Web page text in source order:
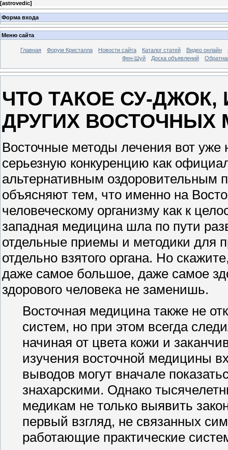
[astrovedic]
Форма входа
Меню сайта
Главная Форум Кристалла Новости сайта Каталог статей Видео онлайн
Фен-Шуй
Доска объявлений
ЧТО ТАКОЕ СУ-
ДРУГИХ ВОСТОЧНЫХ
Восточные методы лечения вот уже
серьезную конкуренцию как
альтернативным оздоровительным
объясняют тем, что именно на
человеческому организму как к
западная медицина шла по пути
отдельные приемы и методики для
отдельно взятого органа. Но
даже самое большое, даже самое
здорового человека не заменишь.
Восточная медицина также не
систем, но при этом всегда
начиная от цвета кожи и
изучения восточной медицины
выводов могут вначале
знахарскими. Однако
медикам не только выявить
первый взгляд, не связанных
работающие практические